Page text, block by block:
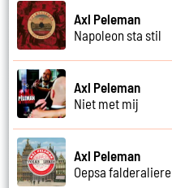
Axl Peleman
Napoleon sta stil
Axl Peleman
Niet met mij
Axl Peleman
Oepsa falderaliere